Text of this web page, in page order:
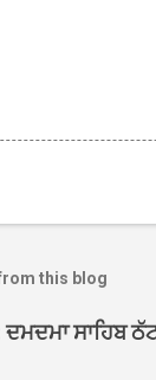
this blog
ਸਾਹਿਬ